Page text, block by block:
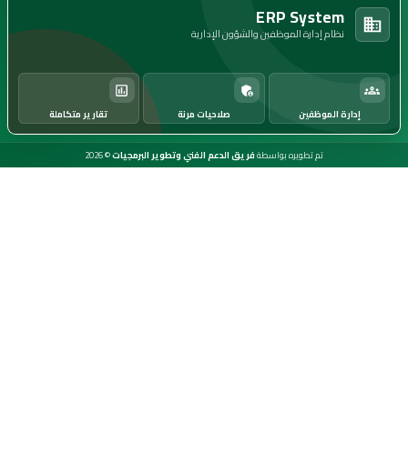
ERP System
نظام إدارة الموظفين والشؤون الإدارية
إدارة الموظفين صلاحيات مرنة تقارير متكاملة
تم تطويره بواسطةفريق الدعم الفني وتطوير البرمجيات©
2026